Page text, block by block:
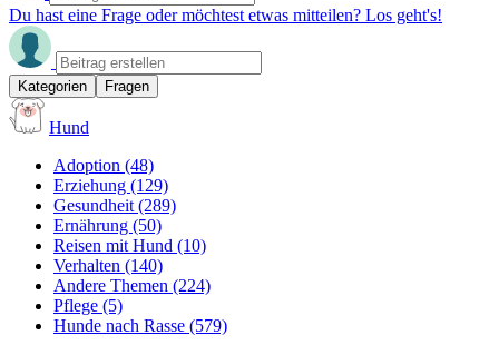
Du hast eine Frage oder möchtest etwas mitteilen? Los geht's!
Kategorien Fragen
Hund
Adoption (48)
Erziehung (129)
Gesundheit (289)
Ernährung (50)
Reisen mit Hund (10)
Verhalten (140)
Andere Themen (224)
Pflege (5)
Hunde nach Rasse (579)